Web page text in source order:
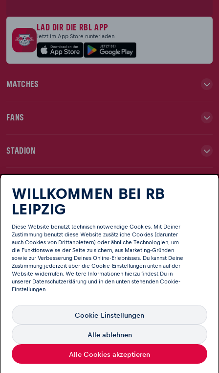
LAD DIR DIE RBL APP
Jetzt im App Store runterladen
MATCHES
FANS
STADION
NEWS
CLUB
© Copyright RB Leipzig Offizielle Webseite von RB Leipzig
Informationen & Rechtliches
WILLKOMMEN BEI RB
LEIPZIG
Diese Website benutzt technisch notwendige Cookies. Mit Deiner
Zustimmung benutzt diese Website zusätzliche Cookies (darunter
auch Cookies von Drittanbietern) oder ähnliche Technologien, um
die Funktionsweise der Seite zu sichern, aus Marketing-Gründen
sowie zur Verbesserung Deines Online-Erlebnisses. Du kannst Deine
Zustimmung jederzeit über die Cookie-Einstellungen unten auf der
Website widerrufen. Weitere Informationen hierzu findest Du in
unserer Datenschutzerklärung und in den unten stehenden Cookie-
Einstellungen.
Cookie-Einstellungen
Alle ablehnen
Alle Cookies akzeptieren